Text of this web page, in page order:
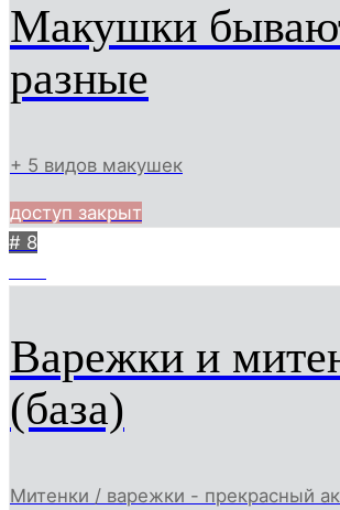
Макушки
разные
+ 5 видов макушек
доступ закрыт
# 8
Варежки и
(база)
Митенки / варежки - прекрасный